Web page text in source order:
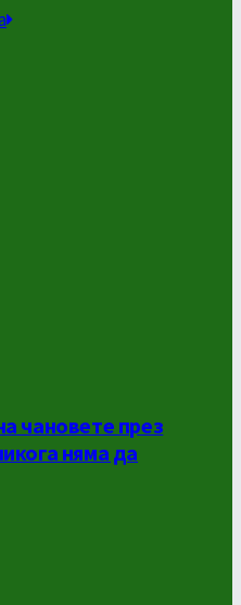
чановете през
няма да